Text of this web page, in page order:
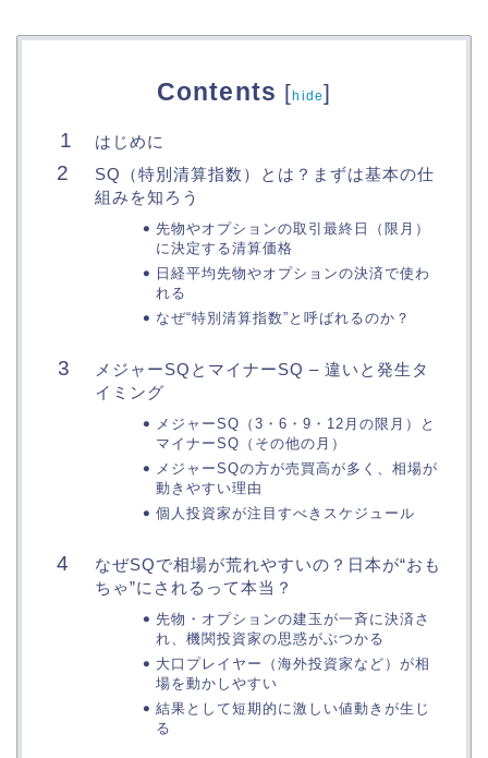
Contents [hide]
はじめに
SQ（特別清算指数）とは？まずは基本の仕
組みを知ろう
先物やオプションの取引最終日（限月）
に決定する清算価格
日経平均先物やオプションの決済で使わ
れる
なぜ“特別清算指数”と呼ばれるのか？
メジャーSQとマイナーSQ – 違いと発生タ
イミング
メジャーSQ（3・6・9・12月の限月）と
マイナーSQ（その他の月）
メジャーSQの方が売買高が多く、相場が
動きやすい理由
個人投資家が注目すべきスケジュール
なぜSQで相場が荒れやすいの？日本が“おも
ちゃ”にされるって本当？
先物・オプションの建玉が一斉に決済さ
れ、機関投資家の思惑がぶつかる
大口プレイヤー（海外投資家など）が相
場を動かしやすい
結果として短期的に激しい値動きが生じ
る